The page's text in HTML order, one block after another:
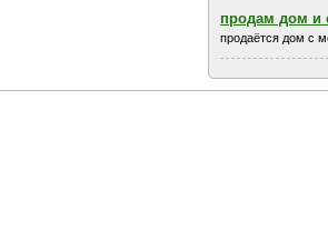
продам дом и
продаётся дом с